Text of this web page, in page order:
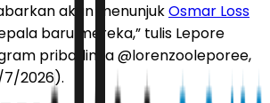
akan menunjukOsmar Loss
baru mereka,” tulis Lepore
pribadinya @lorenzooleporee,
2026).